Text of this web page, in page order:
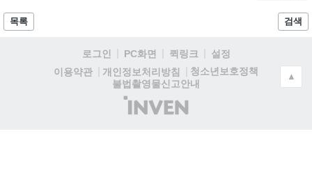
목록 검색
로그인 PC화면 퀵링크
설정
이용약관
개인정보처리방침
청소년보호정책
불법촬영물신고안내
(주)
인
▲